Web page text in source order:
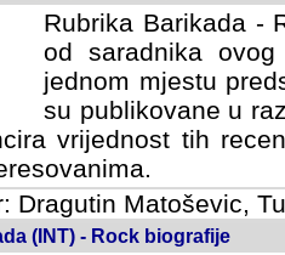
Rubrika Barikada -
od saradnika
jednom mjestu
su publikovane u
vrijednost tih
Dragutin Matoševic,
(INT) - Rock biografije